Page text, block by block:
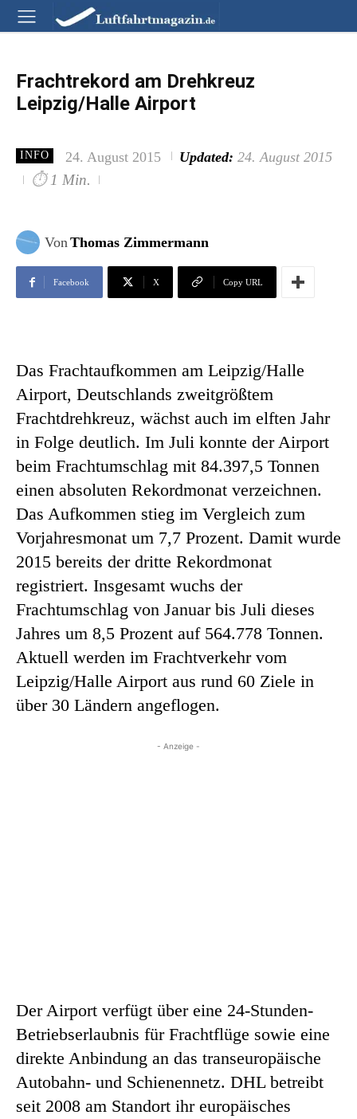
Frachtrekord am Drehkreuz
Leipzig/Halle Airport
INFO 24. August 2015 Updated: 24. August 2015
⏱ 1 Min.
VonThomas Zimmermann
Facebook X Copy URL
Das Frachtaufkommen am Leipzig/Halle
Airport, Deutschlands zweitgrößtem
Frachtdrehkreuz, wächst auch im elften Jahr
in Folge deutlich. Im Juli konnte der Airport
beim Frachtumschlag mit 84.397,5 Tonnen
einen absoluten Rekordmonat verzeichnen.
Das Aufkommen stieg im Vergleich zum
Vorjahresmonat um 7,7 Prozent. Damit wurde
2015 bereits der dritte Rekordmonat
registriert. Insgesamt wuchs der
Frachtumschlag von Januar bis Juli dieses
Jahres um 8,5 Prozent auf 564.778 Tonnen.
Aktuell werden im Frachtverkehr vom
Leipzig/Halle Airport aus rund 60 Ziele in
über 30 Ländern angeflogen.
- Anzeige -
Der Airport verfügt über eine 24-Stunden-
Betriebserlaubnis für Frachtflüge sowie eine
direkte Anbindung an das transeuropäische
Autobahn- und Schienennetz. DHL betreibt
seit 2008 am Standort ihr europäisches